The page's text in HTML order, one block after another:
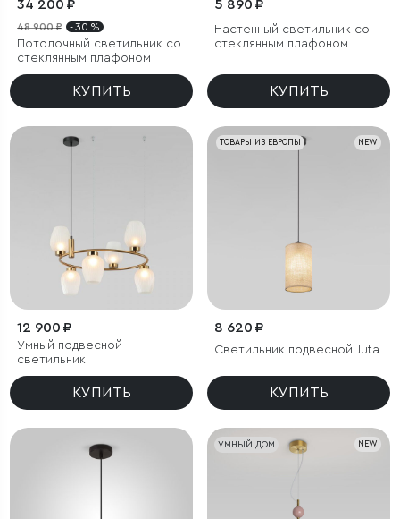
34 200 ₽
48 900 ₽ - 30 %
Потолочный светильник со
стеклянным плафоном
КУПИТЬ
5 890 ₽
Настенный светильник со
стеклянным плафоном
КУПИТЬ
12 900 ₽
Умный подвесной
светильник
КУПИТЬ
NEW
ТОВАРЫ ИЗ ЕВРОПЫ
8 620 ₽
Светильник подвесной Juta
КУПИТЬ
УМНЫЙ ДОМ NEW